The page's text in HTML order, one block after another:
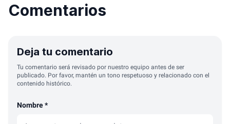
Comentarios
Deja tu comentario
Tu comentario será revisado por nuestro equipo antes de ser
publicado. Por favor, mantén un tono respetuoso y relacionado con el
contenido histórico.
Nombre *